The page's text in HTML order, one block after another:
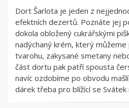
Dort Šarlota je jeden z
efektních dezertů. Poznáte jej
dokola obložený cukrářskými
nadýchaný krém, který
tvarohu, zakysané smetany
část dortu pak patří spousta
navíc ozdobíme po obvodu
dárek třeba pro blížící se Svátek